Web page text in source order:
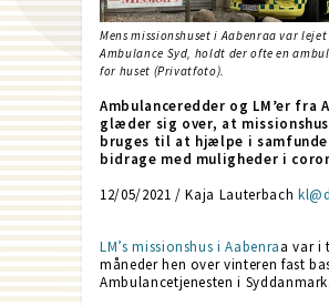
Mens missionshuset i Aabenraa var
Ambulance Syd, holdt der ofte en
for huset (Privatfoto).
Ambulanceredder og LM’er fra
glæder sig over, at
bruges til at hjælpe i
bidrage med muligheder i
12/05/2021 / Kaja Lauterbach
LM’s missionshus i Aabenraa var i
måneder hen over vinteren fast
Ambulancetjenesten i Syddanmark.